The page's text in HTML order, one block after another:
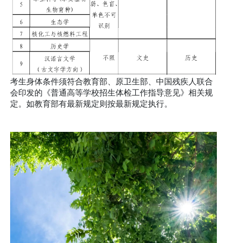
考生身体条件须符合教育部、原卫生部、中国残疾人联合
会印发的《普通高等学校招生体检工作指导意见》相关规
定。如教育部有最新规定则按最新规定执行。